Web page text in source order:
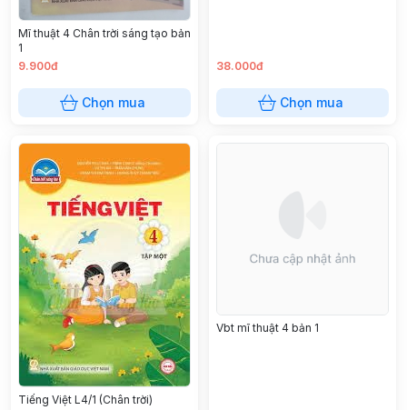
Mĩ thuật 4 Chân trời sáng tạo bản
1
9.900đ
Chọn mua
38.000đ
Chọn mua
Tiếng Việt L4/1 (Chân trời)
Vbt mĩ thuật 4 bản 1